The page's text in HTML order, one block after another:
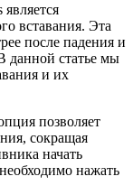
вставания. Эта
после падения и
данной статье мы
и их
позволяет
сокращая
начать
нажать